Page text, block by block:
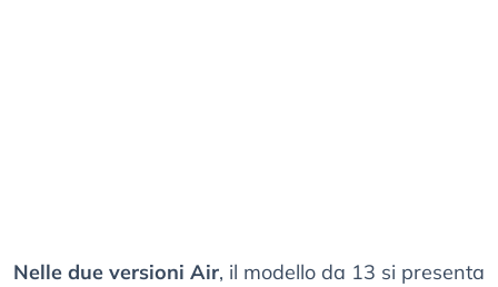
Nelle due versioni Air, il modello da 13 si presenta